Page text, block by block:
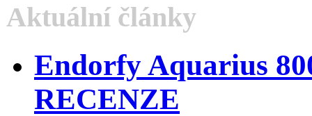
Aktuální články
Endorfy Aquarius
RECENZE